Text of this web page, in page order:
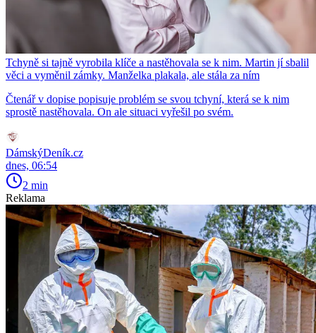
Tchyně si tajně vyrobila klíče a nastěhovala se k nim. Martin jí sbalil
věci a vyměnil zámky. Manželka plakala, ale stála za ním
Čtenář v dopise popisuje problém se svou tchyní, která se k nim
sprostě nastěhovala. On ale situaci vyřešil po svém.
DámskýDeník.cz
dnes, 06:54
2 min
Reklama